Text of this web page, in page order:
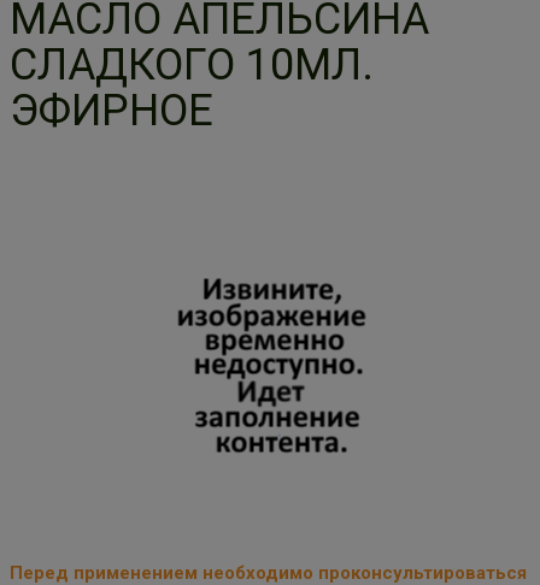
МАСЛО АПЕЛЬСИНА
СЛАДКОГО 10МЛ.
ЭФИРНОЕ
Перед применением необходимо проконсультироваться